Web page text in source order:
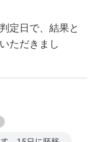
定日で、結果と
ただきまし